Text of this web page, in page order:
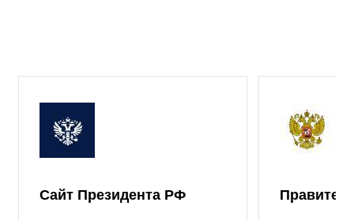
Сайт Президента РФ